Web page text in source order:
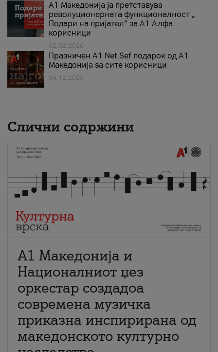
А1 Македонија ја претставува
револуционерната функционалност „
Подари на пријател“ за А1 Алфа
корисници
02.02.2026
Празничен A1 Net Sеf подарок од А1
Македонија за сите корисници
04.12.2025
Слични содржини
А1 Македонија и
Националниот џез
оркестар создадоа
современа музичка
приказна инспирирана од
македонското културно